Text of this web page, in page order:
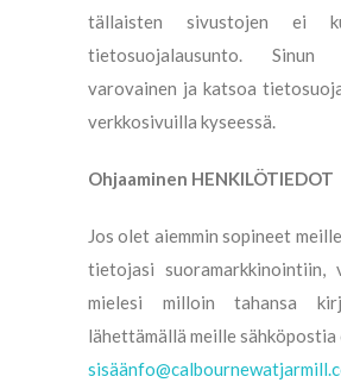
tällaisten sivustojen ei
tietosuojalausunto.
varovainen ja katsoa
verkkosivuilla kyseessä.
Ohjaaminen HENKILÖTIEDOT
Jos olet aiemmin sopineet
tietojasi suoramarkkinointiin,
mielesi milloin tahansa
lähettämällä meille